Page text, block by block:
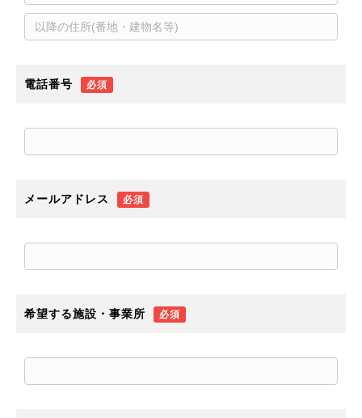
電話番号 必須
メールアドレス 必須
希望する施設・事業所 必須